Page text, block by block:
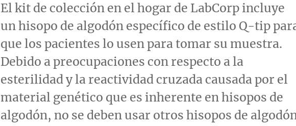
El kit de colección en el hogar de LabCorp incluye
un hisopo de algodón específico de estilo Q-tip
que los pacientes lo usen para tomar su muestra.
Debido a preocupaciones con respecto a la
esterilidad y la reactividad cruzada causada por el
material genético que es inherente en hisopos de
algodón, no se deben usar otros hisopos de